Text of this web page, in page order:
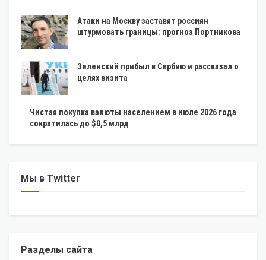
Атаки на Москву заставят россиян
штурмовать границы: прогноз Портникова
Зеленский прибыл в Сербию и рассказал о
целях визита
Чистая покупка валюты населением в июле 2026 года
сократилась до $0,5 млрд
Мы в Twitter
Разделы сайта